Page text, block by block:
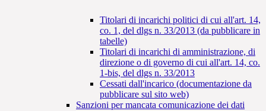
Titolari di incarichi politici di cui all'art. 14,
co. 1, del dlgs n. 33/2013 (da pubblicare in
tabelle)
Titolari di incarichi di amministrazione, di
direzione o di governo di cui all'art. 14, co.
1-bis, del dlgs n. 33/2013
Cessati dall'incarico (documentazione da
pubblicare sul sito web)
Sanzioni per mancata comunicazione dei dati